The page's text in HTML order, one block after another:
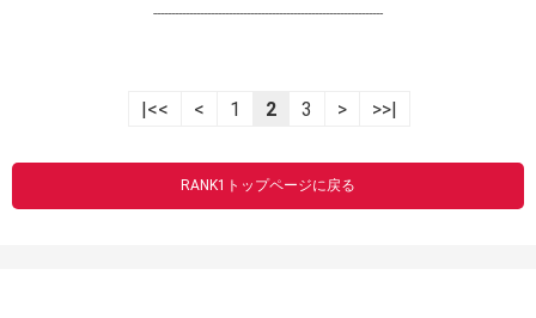
----------------------------------------------------------------
|<< < 1 2 3 > >>|
RANK1トップページに戻る